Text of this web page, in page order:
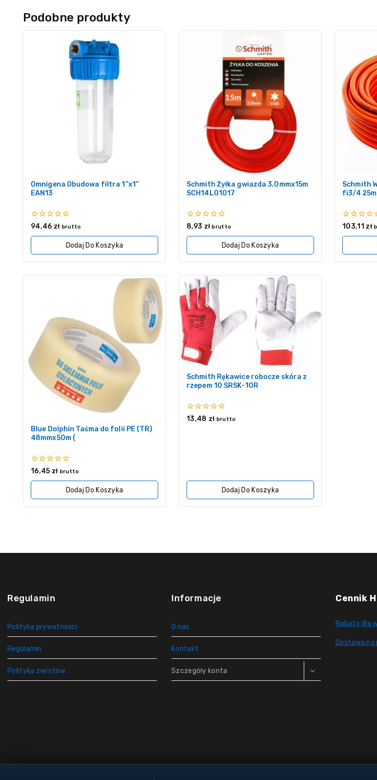
Podobne produkty
Omnigena Obudowa filtra 1”x1”
EAN13
0
5
94,46 zł brutto
Dodaj Do Koszyka
Schmith Żyłka gwiazda 3,0mmx15m
SCH14L01017
0
5
8,93 zł brutto
Dodaj Do Koszyka
Schmith
fi3/4 25m
0
5
103,11 zł
Blue Dolphin Taśma do folii PE (TR)
48mmx50m (
0
5
16,45 zł brutto
Dodaj Do Koszyka
Schmith Rękawice robocze skóra z
rzepem 10 SRSK-10R
0
13,48 zł brutto
Dodaj Do Koszyka
Regulamin
Polityka prywatności
Regulamin
Polityka zwrotów
Informacje
O nas
Kontakt
Szczegóły konta
Cennik
Rabaty dla
Dostawa